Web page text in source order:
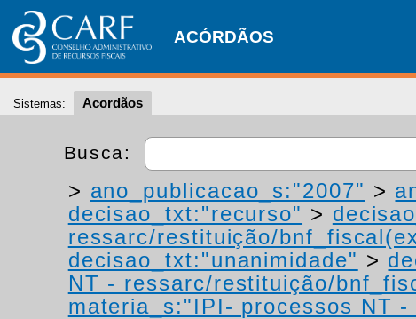
ACÓRDÃOS
Sistemas: Acordãos
Busca:
> ano_publicacao_s:"2007" >
decisao_txt:"recurso" >
ressarc/restituição/
decisao_txt:"unanimidade" >
NT - ressarc/restituição/
materia_s:"IPI- processos NT